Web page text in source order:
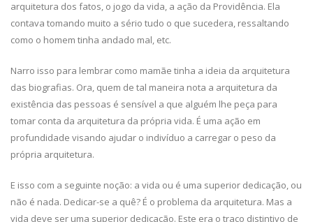
arquitetura dos fatos, o jogo da vida, a ação da Providência. Ela
contava tomando muito a sério tudo o que sucedera, ressaltando
como o homem tinha andado mal, etc.
Narro isso para lembrar como mamãe tinha a ideia da arquitetura
das biografias. Ora, quem de tal maneira nota a arquitetura da
existência das pessoas é sensível a que alguém lhe peça para
tomar conta da arquitetura da própria vida. É uma ação em
profundidade visando ajudar o indivíduo a carregar o peso da
própria arquitetura.
E isso com a seguinte noção: a vida ou é uma superior dedicação, ou
não é nada. Dedicar-se a quê? É o problema da arquitetura. Mas a
vida deve ser uma superior dedicação. Este era o traço distintivo de